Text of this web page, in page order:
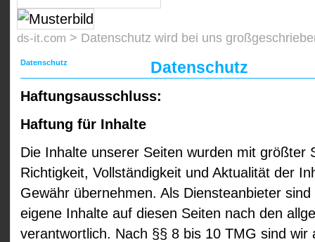
ds-it.com > Datenschutz wird bei uns
Datenschutz Datenschutz
Haftungsausschluss:
Haftung für Inhalte
Die Inhalte unserer Seiten wurden mit größter
Richtigkeit, Vollständigkeit und Aktualität der
Gewähr übernehmen. Als Diensteanbieter
eigene Inhalte auf diesen Seiten nach den
verantwortlich. Nach §§ 8 bis 10 TMG sind wir